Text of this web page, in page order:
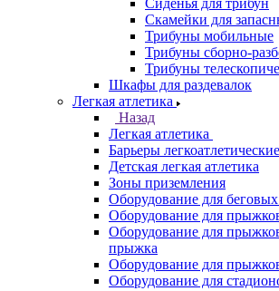
Сиденья для трибун
Скамейки для
Трибуны мобильные
Трибуны сборно-
Трибуны
Шкафы для раздевалок
Легкая атлетика
Назад
Легкая атлетика
Барьеры легкоатлетические
Детская легкая атлетика
Зоны приземления
Оборудование для
Оборудование для
Оборудование для
прыжка
Оборудование для
Оборудование для